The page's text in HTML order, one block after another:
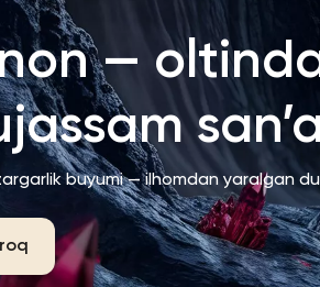
—
buyumi — ilhomdan yaralgan